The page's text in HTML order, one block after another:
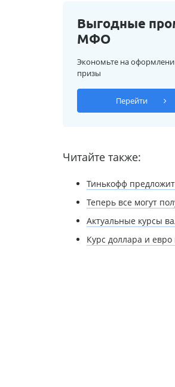
Выгодные
МФО
Экономьте на
призы
Перейти
Читайте также:
Тинькофф
Теперь все могут
Актуальные курсы
Курс доллара и